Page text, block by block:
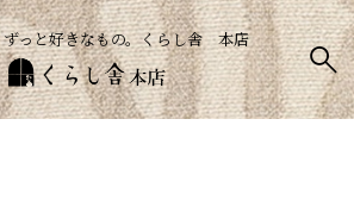
ずっと好きなもの。くらし舎 本店